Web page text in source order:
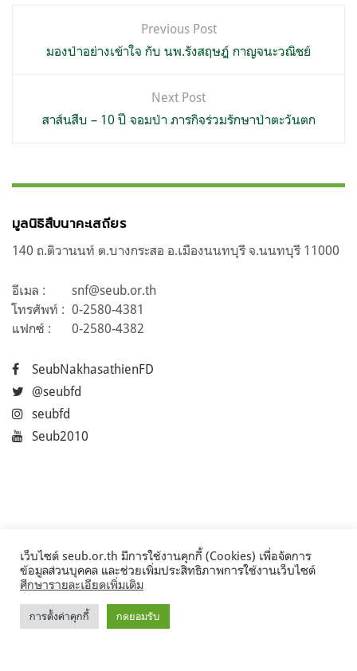
เรื่อง
Previous Post
มองป่าอย่างเข้าใจ กับ นพ.รังสฤษฎ์ กาญจนะวณิชย์
Next Post
สาส์นสืบ – 10 ปี จอมป่า ภารกิจร่วมรักษาป่าตะวันตก
มูลนิธิสืบนาคะเสถียร
140 ถ.ติวานนท์ ต.บางกระสอ อ.เมืองนนทบุรี จ.นนทบุรี 11000
อีเมล :
snf@seub.or.th
โทรศัพท์ : 0-2580-4381
แฟกซ์ :
0-2580-4382
SeubNakhasathienFD
@seubfd
seubfd
Seub2010
©2017 Seub.or.th
เว็บไซต์ seub.or.th มีการใช้งานคุกกี้ (Cookies) เพื่อจัดการ
ข้อมูลส่วนบุคคล และช่วยเพิ่มประสิทธิภาพการใช้งานเว็บไซต์
ศึกษารายละเอียดเพิ่มเติม
การตั้งค่าคุกกี้ กดยอมรับ